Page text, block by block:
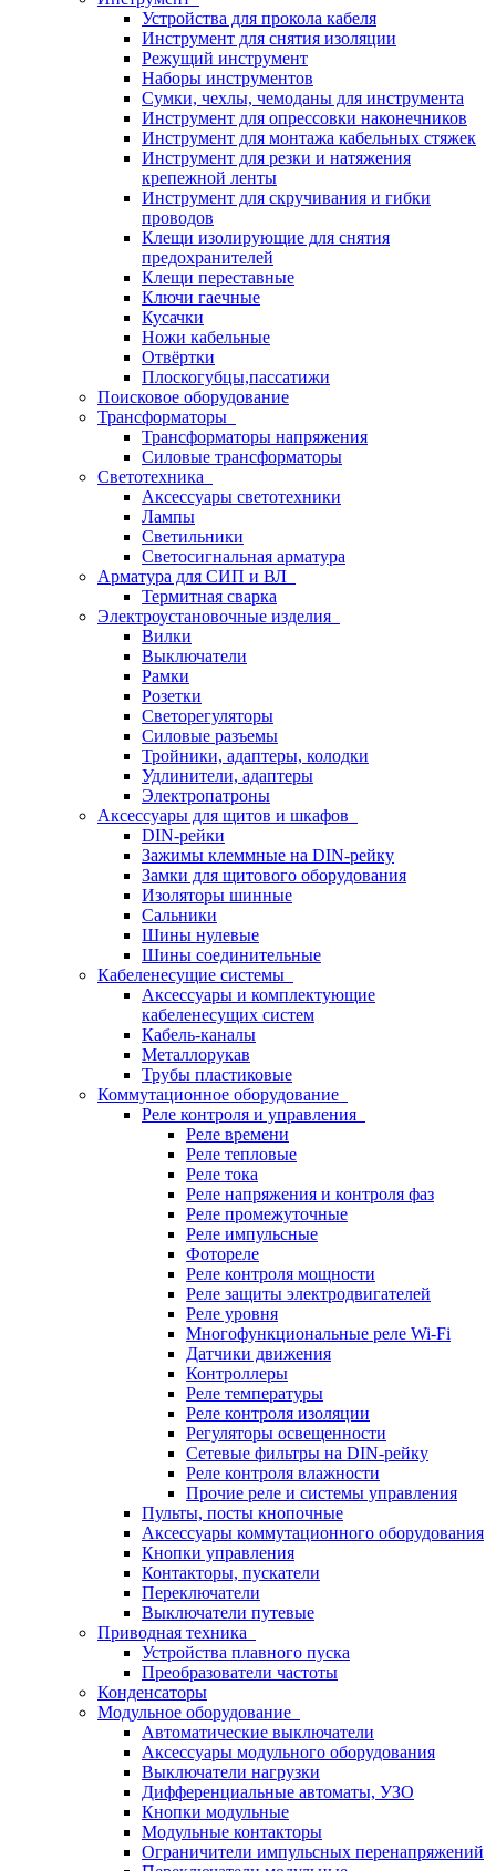
Устройства для прокола кабеля
Инструмент для снятия изоляции
Режущий инструмент
Наборы инструментов
Сумки, чехлы, чемоданы для инструмента
Инструмент для опрессовки наконечников
Инструмент для монтажа кабельных стяжек
Инструмент для резки и натяжения
крепежной ленты
Инструмент для скручивания и гибки
проводов
Клещи изолирующие для снятия
предохранителей
Клещи переставные
Ключи гаечные
Кусачки
Ножи кабельные
Отвёртки
Плоскогубцы,пассатижи
Поисковое оборудование
Трансформаторы
Трансформаторы напряжения
Силовые трансформаторы
Светотехника
Аксессуары светотехники
Лампы
Светильники
Светосигнальная арматура
Арматура для СИП и ВЛ
Термитная сварка
Электроустановочные изделия
Вилки
Выключатели
Рамки
Розетки
Светорегуляторы
Силовые разъемы
Тройники, адаптеры, колодки
Удлинители, адаптеры
Электропатроны
Аксессуары для щитов и шкафов
DIN-рейки
Зажимы клеммные на DIN-рейку
Замки для щитового оборудования
Изоляторы шинные
Сальники
Шины нулевые
Шины соединительные
Кабеленесущие системы
Аксессуары и комплектующие
кабеленесущих систем
Кабель-каналы
Металлорукав
Трубы пластиковые
Коммутационное оборудование
Реле контроля и управления
Реле времени
Реле тепловые
Реле тока
Реле напряжения и контроля фаз
Реле промежуточные
Реле импульсные
Фотореле
Реле контроля мощности
Реле защиты электродвигателей
Реле уровня
Многофункциональные реле Wi-Fi
Датчики движения
Контроллеры
Реле температуры
Реле контроля изоляции
Регуляторы освещенности
Сетевые фильтры на DIN-рейку
Реле контроля влажности
Прочие реле и системы управления
Пульты, посты кнопочные
Аксессуары коммутационного оборудования
Кнопки управления
Контакторы, пускатели
Переключатели
Выключатели путевые
Приводная техника
Устройства плавного пуска
Преобразователи частоты
Конденсаторы
Модульное оборудование
Автоматические выключатели
Аксессуары модульного оборудования
Выключатели нагрузки
Дифференциальные автоматы, УЗО
Кнопки модульные
Модульные контакторы
Ограничители импульсных перенапряжений